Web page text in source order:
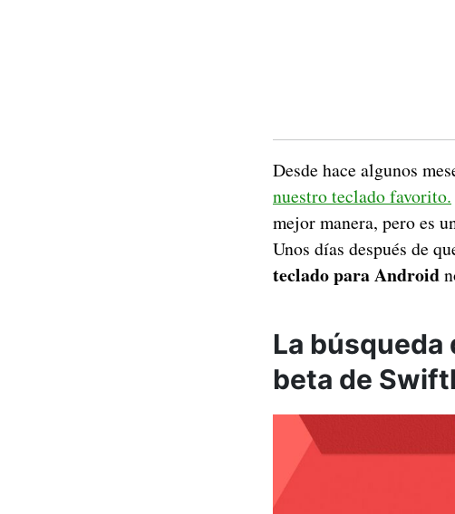
Desde hace algunos
nuestro teclado favorito.
mejor manera, pero es
Unos días después de
teclado para Android
La búsqueda
beta de